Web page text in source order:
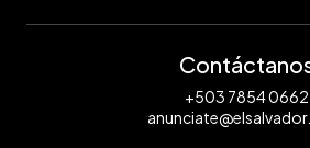
+503 7854 0662